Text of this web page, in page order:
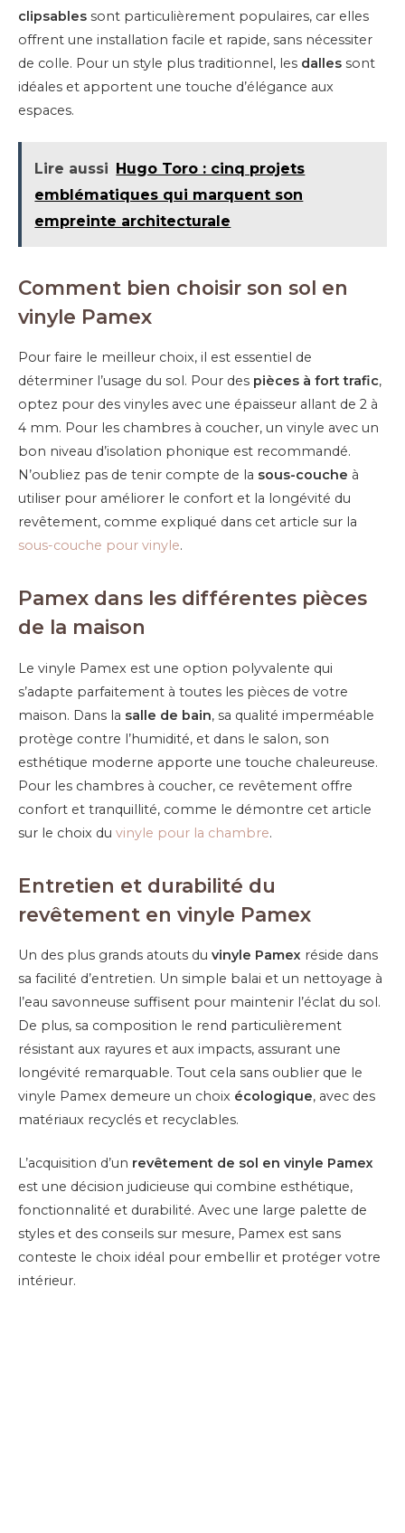
clipsables sont particulièrement populaires, car elles
offrent une installation facile et rapide, sans nécessiter
de colle. Pour un style plus traditionnel, les dalles sont
idéales et apportent une touche d’élégance aux
espaces.
Lire aussi Hugo Toro : cinq projets
emblématiques qui marquent son
empreinte architecturale
Comment bien choisir son sol en
vinyle Pamex
Pour faire le meilleur choix, il est essentiel de
déterminer l’usage du sol. Pour des pièces à fort trafic,
optez pour des vinyles avec une épaisseur allant de 2 à
4 mm. Pour les chambres à coucher, un vinyle avec un
bon niveau d’isolation phonique est recommandé.
N’oubliez pas de tenir compte de la sous-couche à
utiliser pour améliorer le confort et la longévité du
revêtement, comme expliqué dans cet article sur la
sous-couche pour vinyle.
Pamex dans les différentes pièces
de la maison
Le vinyle Pamex est une option polyvalente qui
s’adapte parfaitement à toutes les pièces de votre
maison. Dans la salle de bain, sa qualité imperméable
protège contre l’humidité, et dans le salon, son
esthétique moderne apporte une touche chaleureuse.
Pour les chambres à coucher, ce revêtement offre
confort et tranquillité, comme le démontre cet article
sur le choix du vinyle pour la chambre.
Entretien et durabilité du
revêtement en vinyle Pamex
Un des plus grands atouts du vinyle Pamex réside dans
sa facilité d’entretien. Un simple balai et un nettoyage à
l’eau savonneuse suffisent pour maintenir l’éclat du sol.
De plus, sa composition le rend particulièrement
résistant aux rayures et aux impacts, assurant une
longévité remarquable. Tout cela sans oublier que le
vinyle Pamex demeure un choix écologique, avec des
matériaux recyclés et recyclables.
L’acquisition d’un revêtement de sol en vinyle Pamex
est une décision judicieuse qui combine esthétique,
fonctionnalité et durabilité. Avec une large palette de
styles et des conseils sur mesure, Pamex est sans
conteste le choix idéal pour embellir et protéger votre
intérieur.